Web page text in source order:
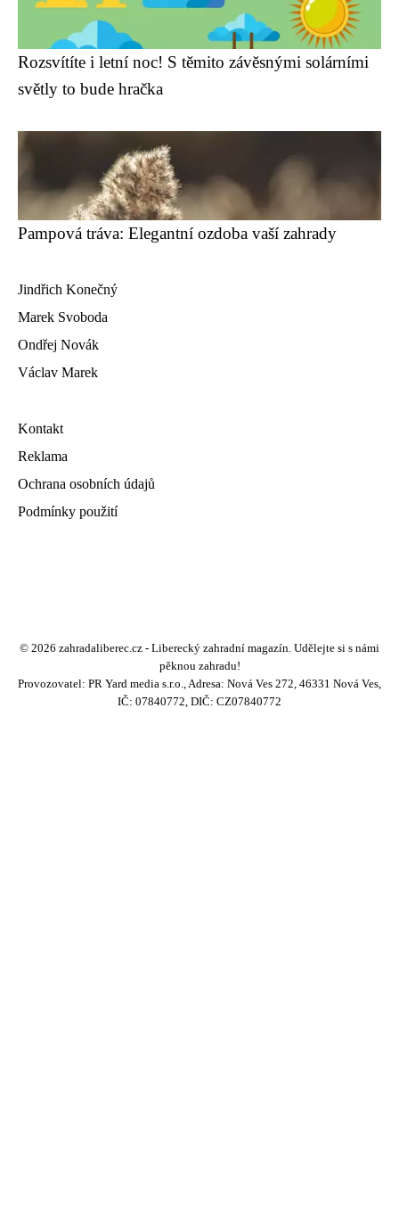
Rozsvítíte i letní noc! S těmito závěsnými solárními
světly to bude hračka
Pampová tráva: Elegantní ozdoba vaší zahrady
Jindřich Konečný
Marek Svoboda
Ondřej Novák
Václav Marek
Kontakt
Reklama
Ochrana osobních údajů
Podmínky použití
© 2026 zahradaliberec.cz - Liberecký zahradní magazín. Udělejte si s námi
pěknou zahradu!
Provozovatel: PR Yard media s.r.o., Adresa: Nová Ves 272, 46331 Nová Ves,
IČ: 07840772, DIČ: CZ07840772